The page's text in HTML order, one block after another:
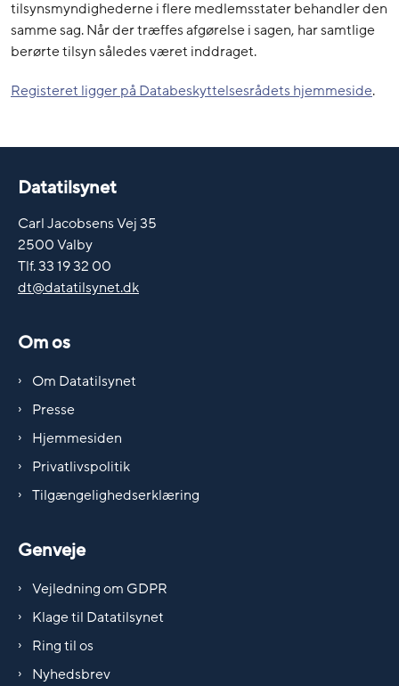
tilsynsmyndighederne i flere medlemsstater behandler den
samme sag. Når der træffes afgørelse i sagen, har samtlige
berørte tilsyn således været inddraget.
Registeret ligger på Databeskyttelsesrådets hjemmeside.
Datatilsynet
Carl Jacobsens Vej 35
2500 Valby
Tlf. 33 19 32 00
dt@datatilsynet.dk
Om os
Om Datatilsynet
Presse
Hjemmesiden
Privatlivspolitik
Tilgængelighedserklæring
Genveje
Vejledning om GDPR
Klage til Datatilsynet
Ring til os
Nyhedsbrev